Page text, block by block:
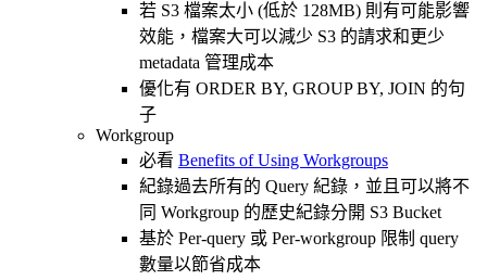
若 S3 檔案太小 (低於 128MB) 則有可能影響
效能，檔案大可以減少 S3 的請求和更少
metadata 管理成本
優化有 ORDER BY, GROUP BY, JOIN 的句
子
Workgroup
必看 Benefits of Using Workgroups
紀錄過去所有的 Query 紀錄，並且可以將不
同 Workgroup 的歷史紀錄分開 S3 Bucket
基於 Per-query 或 Per-workgroup 限制 query
數量以節省成本